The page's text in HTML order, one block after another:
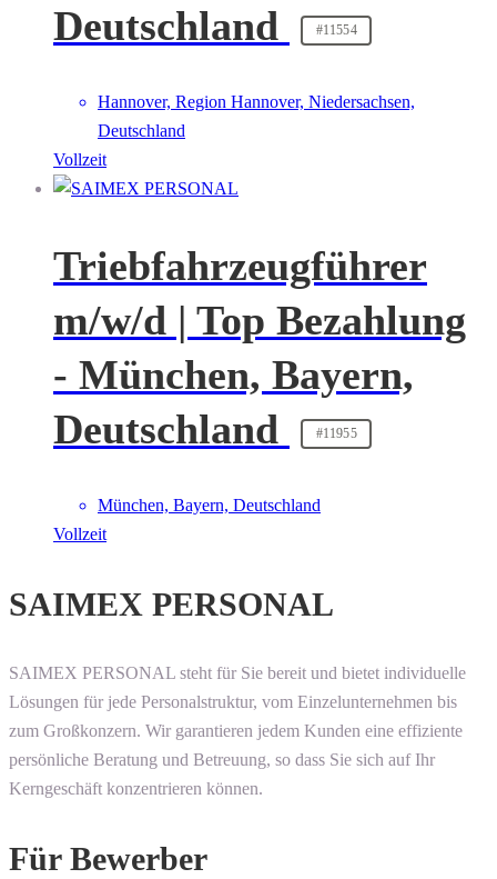
Deutschland
#11554
Hannover, Region Hannover, Niedersachsen,
Deutschland
Vollzeit
Triebfahrzeugführer
m/w/d | Top Bezahlung
- München, Bayern,
Deutschland
#11955
München, Bayern, Deutschland
Vollzeit
SAIMEX PERSONAL
SAIMEX PERSONAL steht für Sie bereit und bietet individuelle
Lösungen für jede Personalstruktur, vom Einzelunternehmen bis
zum Großkonzern. Wir garantieren jedem Kunden eine effiziente
persönliche Beratung und Betreuung, so dass Sie sich auf Ihr
Kerngeschäft konzentrieren können.
Für Bewerber